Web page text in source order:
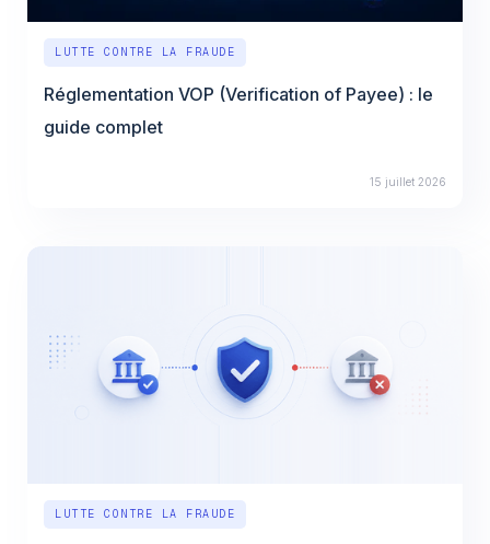
LUTTE CONTRE LA FRAUDE
Réglementation VOP (Verification of Payee) : le
guide complet
15 juillet 2026
LUTTE CONTRE LA FRAUDE